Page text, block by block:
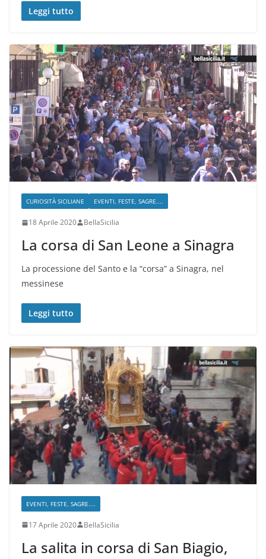
Leggi tutto
CURIOSITÀ SICILIANE EVENTI, FESTE, SAGRE....
18 Aprile 2020 BellaSicilia
La corsa di San Leone a Sinagra
La processione del Santo e la “corsa” a Sinagra, nel
messinese
Leggi tutto
EVENTI, FESTE, SAGRE....
17 Aprile 2020 BellaSicilia
La salita in corsa di San Biagio,